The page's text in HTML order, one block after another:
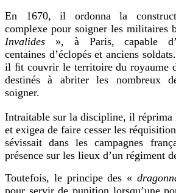
En 1670, il ordonna la
complexe pour soigner les militaires
Invalides », à Paris, capable
centaines d’éclopés et anciens
il ﬁt couvrir le territoire du royaume
destinés à abriter les nombreux
soigner.
Intraitable sur la discipline, il réprima
et exigea de faire cesser les
sévissait dans les campagnes
présence sur les lieux d’un régiment
Toutefois, le principe des «
pour servir de punition lorsqu’une